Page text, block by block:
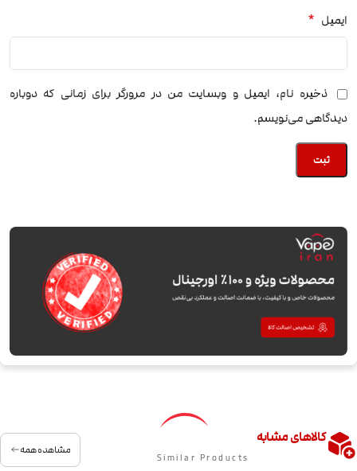
ایمیل *
ذخیره نام، ایمیل و وبسایت من در مرورگر برای زمانی که دوباره
دیدگاهی می‌نویسم.
کالاهای مشابه
Similar Products
مشاهده همه